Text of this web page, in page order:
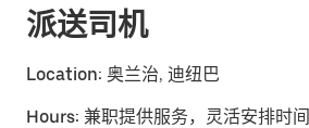
派送司机
Location: 奥兰治, 迪纽巴
Hours: 兼职提供服务，灵活安排时间